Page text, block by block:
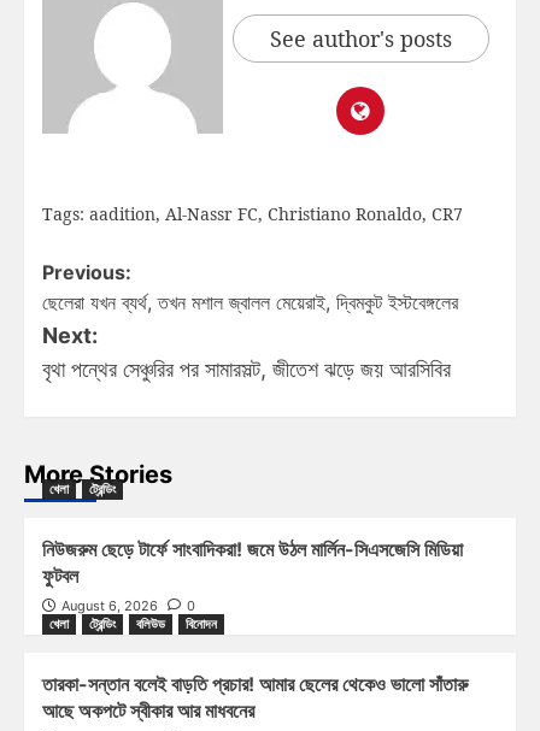
See author's posts
Tags: aadition, Al-Nassr FC, Christiano Ronaldo, CR7
Previous:
ছেলেরা যখন ব্যর্থ, তখন মশাল জ্বালল মেয়েরাই, দ্বিমকুট ইস্টবেঙ্গলের
Next:
বৃথা পন্থের সেঞ্চুরির পর সামারসল্ট, জীতেশ ঝড়ে জয় আরসিবির
More Stories
খেলা ট্রেন্ডিং
নিউজরুম ছেড়ে টার্ফে সাংবাদিকরা! জমে উঠল মার্লিন-সিএসজেসি মিডিয়া
ফুটবল
August 6, 2026
0
খেলা
ট্রেন্ডিং বলিউড বিনোদন
তারকা-সন্তান বলেই বাড়তি প্রচার! আমার ছেলের থেকেও ভালো সাঁতারু
আছে অকপটে স্বীকার আর মাধবনের